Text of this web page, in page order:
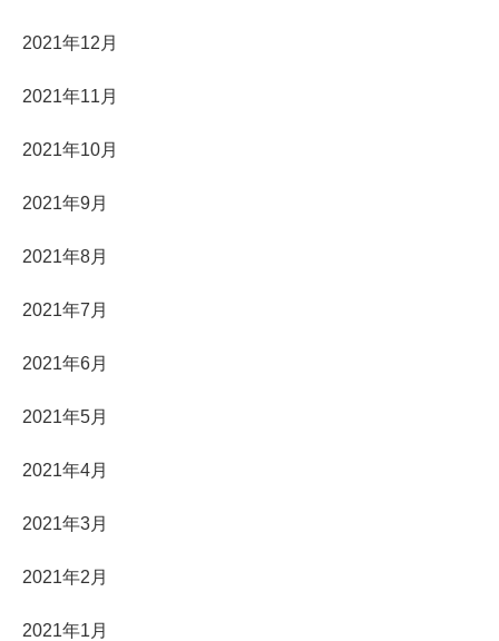
2021年12月
2021年11月
2021年10月
2021年9月
2021年8月
2021年7月
2021年6月
2021年5月
2021年4月
2021年3月
2021年2月
2021年1月